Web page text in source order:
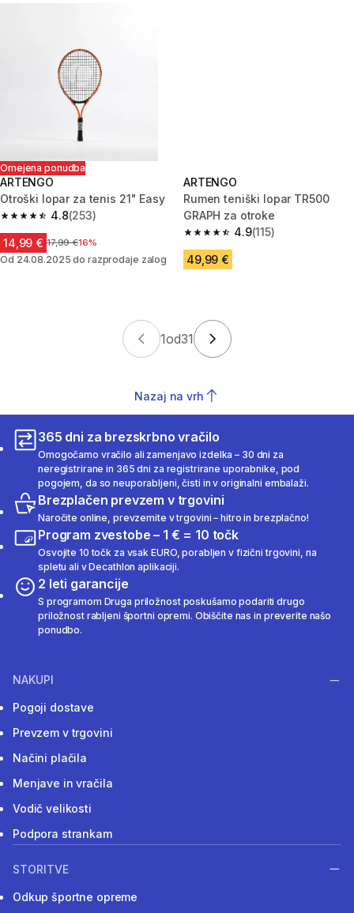
Omejena ponudba
ARTENGO
Otroški lopar za tenis 21" Easy
4.8
4.8 od 5 zvezdic from 253 ocene
(253)
14,99 € Cena pred znižanjem
17,99 €16%
Od 24.08.2025 do razprodaje zalog
ARTENGO
Rumen teniški lopar TR500
GRAPH za otroke
4.9
4.9 od 5 zvezdic from 115
(115)
49,99 €
1od31
Nazaj na vrh
365 dni za brezskrbno vračilo
Omogočamo vračilo ali zamenjavo izdelka – 30 dni za
neregistrirane in 365 dni za registrirane uporabnike, pod
pogojem, da so neuporabljeni, čisti in v originalni embalaži.
Brezplačen prevzem v trgovini
Naročite online, prevzemite v trgovini – hitro in brezplačno!
Program zvestobe – 1 € = 10 točk
Osvojite 10 točk za vsak EURO, porabljen v fizični trgovini, na
spletu ali v Decathlon aplikaciji.
2 leti garancije
S programom Druga priložnost poskušamo podariti drugo
priložnost rabljeni športni opremi. Obiščite nas in preverite našo
ponudbo.
NAKUPI
Pogoji dostave
Prevzem v trgovini
Načini plačila
Menjave in vračila
Vodič velikosti
Podpora strankam
STORITVE
Odkup športne opreme